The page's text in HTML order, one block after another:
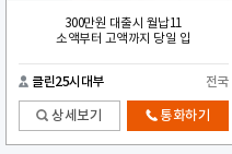
300만원 대출시 월납11
소액부터 고액까지 당일 입
클린25시대부 전국
상세보기 통화하기